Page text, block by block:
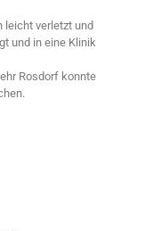
leicht verletzt und
und in eine Klinik
Rosdorf konnte